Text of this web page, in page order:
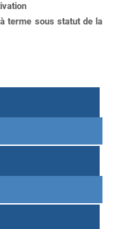
terme sous statut de la